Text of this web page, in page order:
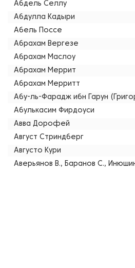
Абдель Селлу
Абдулла Кадыри
Абель Поссе
Абрахам Вергезе
Абрахам Маслоу
Абрахам Меррит
Абрахам Мерритт
Абу-ль-Фарадж ибн Гарун
Абулькасим Фирдоуси
Авва Дорофей
Август Стриндберг
Августо Кури
Аверьянов В., Баранов С.,